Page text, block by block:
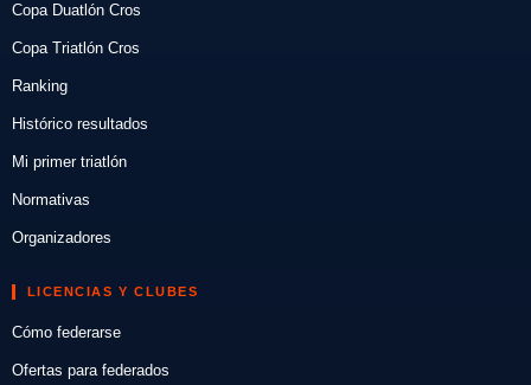
Copa Duatlón Cros
Copa Triatlón Cros
Ranking
Histórico resultados
Mi primer triatlón
Normativas
Organizadores
LICENCIAS Y CLUBES
Cómo federarse
Ofertas para federados